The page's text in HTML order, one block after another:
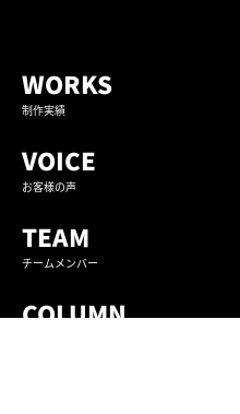
WORKS
制作実績
VOICE
お客様の声
TEAM
チームメンバー
COLUMN